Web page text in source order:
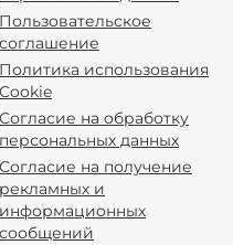
Пользовательское
соглашение
Политика использования
Cookie
Согласие на обработку
персональных данных
Согласие на получение
рекламных и
информационных
сообщений